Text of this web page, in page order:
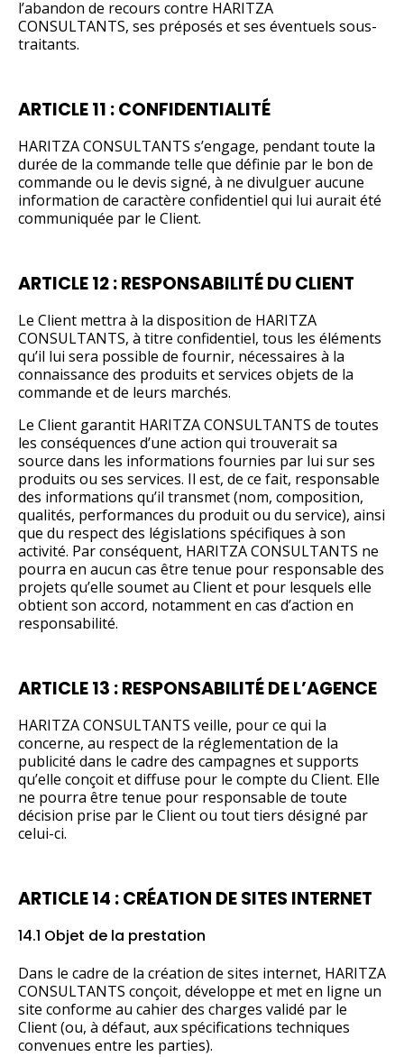
l’abandon de recours contre HARITZA
CONSULTANTS, ses préposés et ses éventuels sous-
traitants.
ARTICLE 11 : CONFIDENTIALITÉ
HARITZA CONSULTANTS s’engage, pendant toute la
durée de la commande telle que définie par le bon de
commande ou le devis signé, à ne divulguer aucune
information de caractère confidentiel qui lui aurait été
communiquée par le Client.
ARTICLE 12 : RESPONSABILITÉ DU CLIENT
Le Client mettra à la disposition de HARITZA
CONSULTANTS, à titre confidentiel, tous les éléments
qu’il lui sera possible de fournir, nécessaires à la
connaissance des produits et services objets de la
commande et de leurs marchés.
Le Client garantit HARITZA CONSULTANTS de toutes
les conséquences d’une action qui trouverait sa
source dans les informations fournies par lui sur ses
produits ou ses services. Il est, de ce fait, responsable
des informations qu’il transmet (nom, composition,
qualités, performances du produit ou du service), ainsi
que du respect des législations spécifiques à son
activité. Par conséquent, HARITZA CONSULTANTS ne
pourra en aucun cas être tenue pour responsable des
projets qu’elle soumet au Client et pour lesquels elle
obtient son accord, notamment en cas d’action en
responsabilité.
ARTICLE 13 : RESPONSABILITÉ DE L’AGENCE
HARITZA CONSULTANTS veille, pour ce qui la
concerne, au respect de la réglementation de la
publicité dans le cadre des campagnes et supports
qu’elle conçoit et diffuse pour le compte du Client. Elle
ne pourra être tenue pour responsable de toute
décision prise par le Client ou tout tiers désigné par
celui-ci.
ARTICLE 14 : CRÉATION DE SITES INTERNET
14.1 Objet de la prestation
Dans le cadre de la création de sites internet, HARITZA
CONSULTANTS conçoit, développe et met en ligne un
site conforme au cahier des charges validé par le
Client (ou, à défaut, aux spécifications techniques
convenues entre les parties).